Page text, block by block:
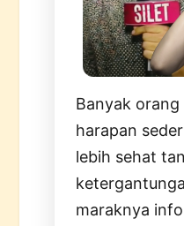
Banyak
harapan
lebih sehat
maraknya